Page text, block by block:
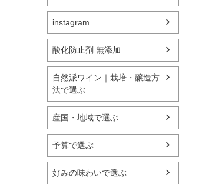
instagram
酸化防止剤 無添加
自然派ワイン｜栽培・醸造方
法で選ぶ
産国・地域で選ぶ
予算で選ぶ
好みの味わいで選ぶ